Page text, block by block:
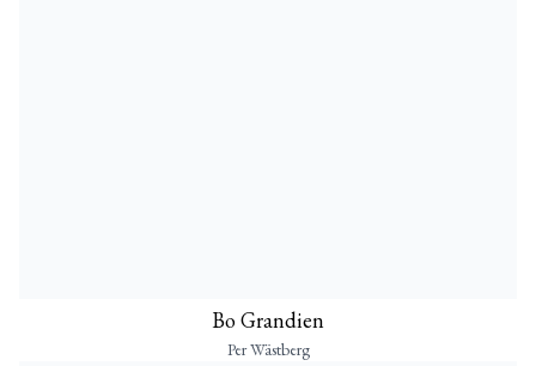
Bo Grandien
Per Wästberg